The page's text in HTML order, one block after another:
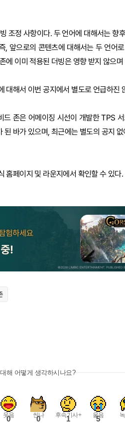
조정 사항이다. 두 언어에 대해서는 향
앞으로의 콘텐츠에 대해서는 두 언어
에 이미 적용된 더빙은 영향 받지 않으
대해서 이번 공지에서 별도로 언급하진
존은 어메이징 시선이 개발한 TPS
바가 있으며, 최근에는 별도의 공지
홈페이지 및 라운지에서 확인할 수 있다.
해 어떻게 생각하시나요?
웃음
0 씬나
0 후속기사+
1 울음
5